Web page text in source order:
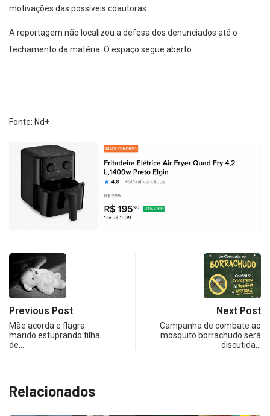
motivações das possíveis coautoras.
A reportagem não localizou a defesa dos denunciados até o
fechamento da matéria. O espaço segue aberto.
Fonte: Nd+
Previous Post
Mãe acorda e flagra
marido estuprando filha
de…
Next Post
Campanha de combate ao
mosquito borrachudo será
discutida…
Relacionados